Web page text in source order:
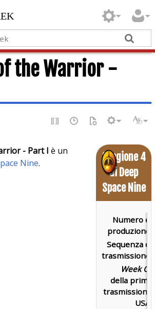
the Warrior -
Stagione 4
di Deep
Space Nine
Numero di
produzione:
Sequenza di
trasmissione:
Week Of
della prima
trasmissione
USA:
- Part I è un
Nine.